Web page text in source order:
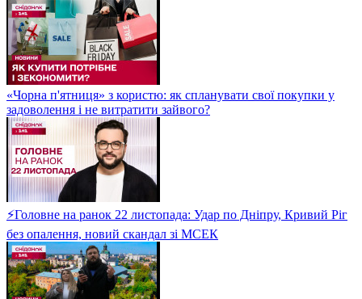
«Чорна п'ятниця» з користю: як спланувати свої покупки у
задоволення і не витратити зайвого?
⚡Головне на ранок 22 листопада: Удар по Дніпру, Кривий Ріг
без опалення, новий скандал зі МСЕК